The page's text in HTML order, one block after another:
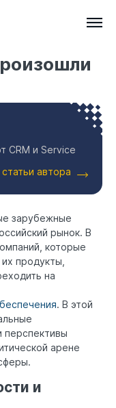
CRM и Service
автора
зарубежные
рынок. В
которые
продукты,
на
. В этой
перспективы
арене
и